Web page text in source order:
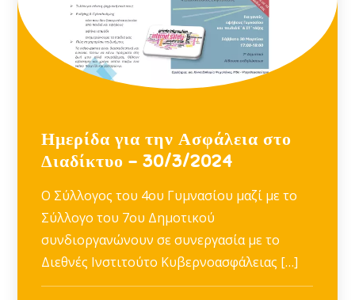
Ημερίδα για την Ασφάλεια στο
Διαδίκτυο – 30/3/2024
Ο Σύλλογος του 4ου Γυμνασίου μαζί με το
Σύλλογο του 7ου Δημοτικού
συνδιοργανώνουν σε συνεργασία με το
Διεθνές Ινστιτούτο Κυβερνοασφάλειας […]